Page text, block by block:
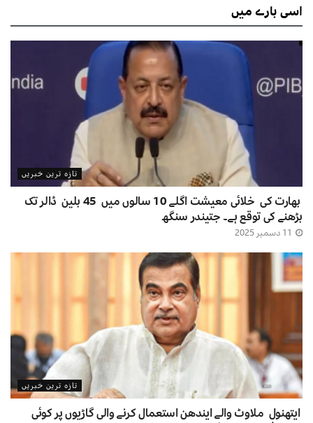
اسیبارے میں
تازہ ترین خبریں
بھارت کی خلائی معیشت اگلے 10 سالوں میں 45 بلین ڈالر تک
بڑھنے کی توقع ہے۔ جتیندر سنگھ
تازہ ترین خبریں
ایتھنول ملاوٹ والے ایندھن استعمال کرنے والی گاڑیوں پر کوئی